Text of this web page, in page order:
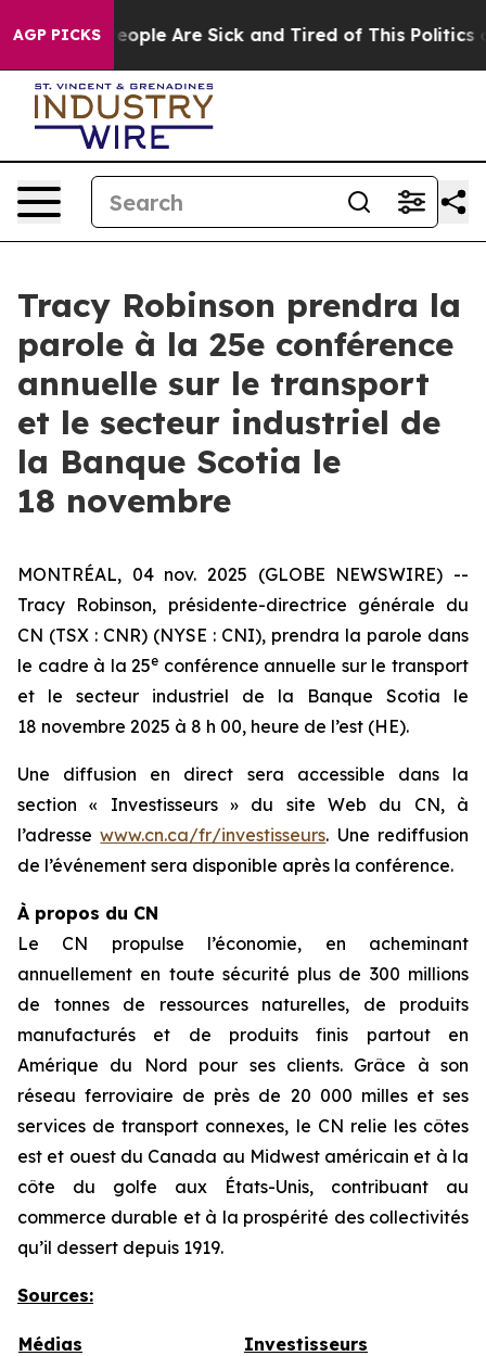
AGP PICKS
Win: “People Are Sick and Tired of This Politics of
Tracy Robinson prendra la
parole à la 25e conférence
annuelle sur le transport
et le secteur industriel de
la Banque Scotia le
18 novembre
MONTRÉAL, 04 nov. 2025 (GLOBE NEWSWIRE) --
Tracy Robinson, présidente-directrice générale du
CN (TSX : CNR) (NYSE : CNI), prendra la parole dans
le cadre à la 25e conférence annuelle sur le transport
et le secteur industriel de la Banque Scotia le
18 novembre 2025 à 8 h 00, heure de l’est (HE).
Une diffusion en direct sera accessible dans la
section « Investisseurs » du site Web du CN, à
l’adressewww.cn.ca/fr/investisseurs. Une rediffusion
de l’événement sera disponible après la conférence.
À propos du CN
Le CN propulse l’économie, en acheminant
annuellement en toute sécurité plus de 300 millions
de tonnes de ressources naturelles, de produits
manufacturés et de produits finis partout en
Amérique du Nord pour ses clients. Grâce à son
réseau ferroviaire de près de 20 000 milles et ses
services de transport connexes, le CN relie les côtes
est et ouest du Canada au Midwest américain et à la
côte du golfe aux États-Unis, contribuant au
commerce durable et à la prospérité des collectivités
qu’il dessert depuis 1919.
Sources:
Médias
Investisseurs